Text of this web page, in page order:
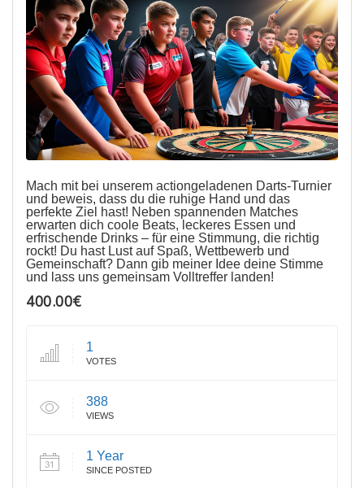
Mach mit bei unserem actiongeladenen Darts-Turnier
und beweis, dass du die ruhige Hand und das
perfekte Ziel hast! Neben spannenden Matches
erwarten dich coole Beats, leckeres Essen und
erfrischende Drinks – für eine Stimmung, die richtig
rockt! Du hast Lust auf Spaß, Wettbewerb und
Gemeinschaft? Dann gib meiner Idee deine Stimme
und lass uns gemeinsam Volltreffer landen!
400.00€
1
VOTES
388
VIEWS
1 Year
SINCE POSTED